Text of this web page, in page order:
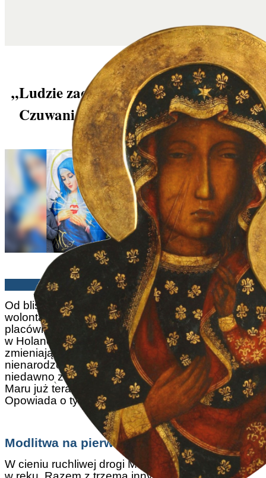
„Ludzie zaczynają zadawać pytania” -
Czuwanie przy placówce aborcyjnej
Stefan Mertens | 11/04/2025
Od blisko czterdziestu dni Maru i inni
wolontariusze pro-life trwają na modlitwie przed
placówką aborcyjną Bloemenhove w Heemstede
w Holandii. Niezależnie od deszczu czy wiatru,
zmieniają się na posterunku, modląc się o życie
nienarodzonych. Choć kampania40 Days for Life
niedawno zagościła w Holandii, koordynatorka
Maru już teraz dostrzega pierwsze oznaki nadziei.
Opowiada o tym w rozmowie z „de Volkskrant”.
Modlitwa na pierwszej linii
W cieniu ruchliwej drogi Maru stoi z różańcem